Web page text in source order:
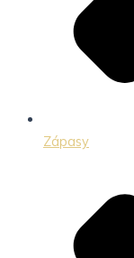
Zápasy